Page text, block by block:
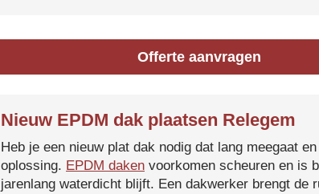
Offerte aanvragen
Nieuw EPDM dak plaatsen Relegem
Heb je een nieuw plat dak nodig dat lang meegaat
oplossing. EPDM daken voorkomen scheuren en is
jarenlang waterdicht blijft. Een dakwerker brengt de